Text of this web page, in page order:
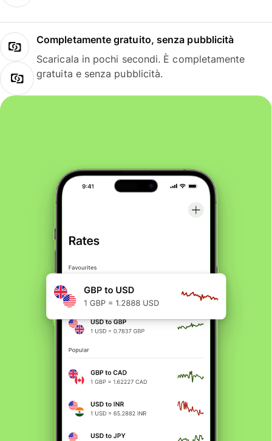
Completamente gratuito, senza pubblicità
Scaricala in pochi secondi. È completamente
gratuita e senza pubblicità.